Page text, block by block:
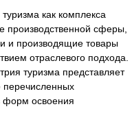
как комплекса
производственной сферы,
и производящие товары
отраслевого подхода.
туризма представляет
перечисленных
форм освоения